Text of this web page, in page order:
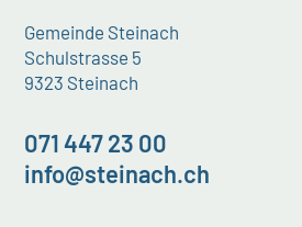
Gemeinde Steinach
Schulstrasse 5
9323 Steinach
071 447 23 00
info@steinach.ch